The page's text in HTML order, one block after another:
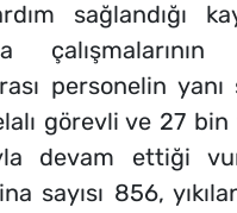
sağlandığı
personelin
görevli ve 27
devam ettiği
sayısı 856,